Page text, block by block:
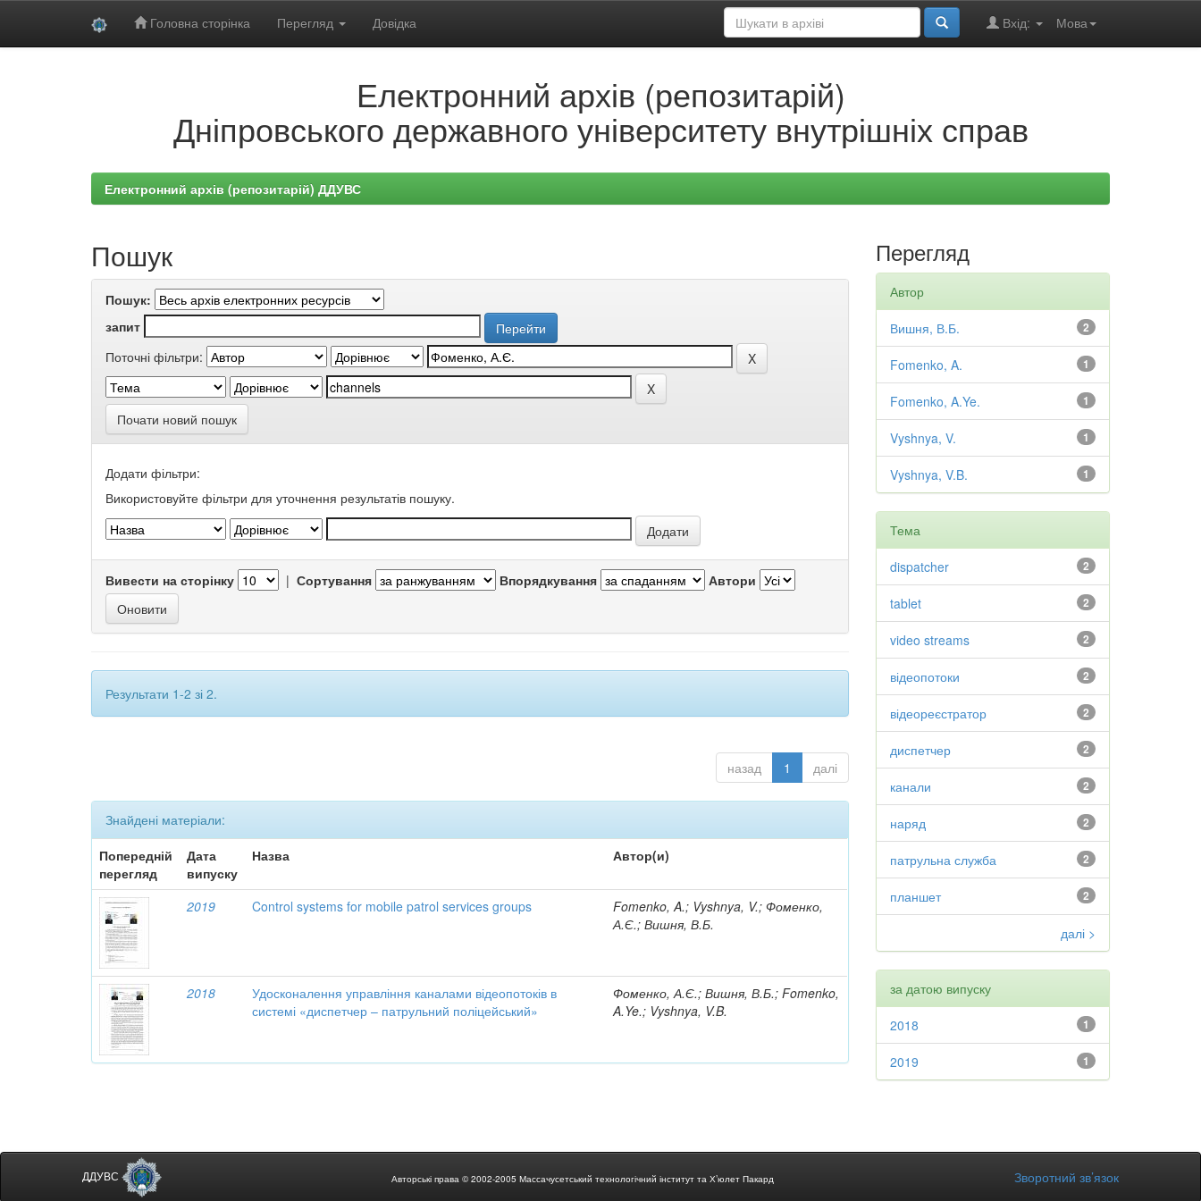
Головна сторінка Перегляд Довідка Мова
Вхід:
Електронний архів (репозитарій)
Дніпровського державного університету внутрішніх справ
Електронний архів (репозитарій) ДДУВС
Пошук
Пошук:
запит
Поточні фільтри:
Почати новий пошук
Додати фільтри:
Використовуйте фільтри для уточнення результатів пошуку.
Вивести на сторінку | Сортування Впорядкування Автори
Результати 1-2 зі 2.
назад 1 далі
Знайдені матеріали:
Попередній
перегляд
Дата
випуску
Назва Автор(и)
2019 Control systems for mobile patrol services groups
Fomenko, A.; Vyshnya, V.; Фоменко,
А.Є.; Вишня, В.Б.
2018
Удосконалення управління каналами відеопотоків в
системі «диспетчер – патрульний поліцейський»
Фоменко, А.Є.; Вишня, В.Б.; Fomenko,
A.Ye.; Vyshnya, V.B.
Перегляд
Автор
2
Вишня, В.Б.
1
Fomenko, A.
1
Fomenko, A.Ye.
1
Vyshnya, V.
1
Vyshnya, V.B.
Тема
2
dispatcher
2
tablet
2
video streams
2
відеопотоки
2
відеореєстратор
2
диспетчер
2
канали
2
наряд
2
патрульна служба
2
планшет
далі >
за датою випуску
1
2018
1
2019
ДДУВС Авторські права © 2002-2005 Массачусетський технологічний інститут та Х’юлет Пакард Зворотний зв’язок